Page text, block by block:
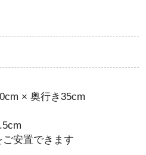
× 奥行き35cm
安置できます